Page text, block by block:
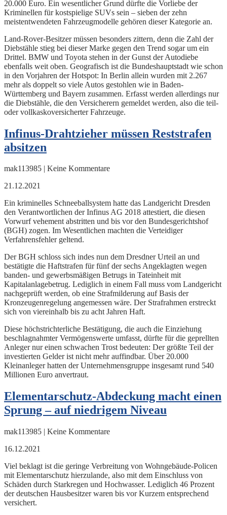
20.000 Euro. Ein wesentlicher Grund dürfte die Vorliebe der
Kriminellen für kostspielige SUVs sein – sieben der zehn
meistentwendeten Fahrzeugmodelle gehören dieser Kategorie an.
Land-Rover-Besitzer müssen besonders zittern, denn die Zahl der
Diebstähle stieg bei dieser Marke gegen den Trend sogar um ein
Drittel. BMW und Toyota stehen in der Gunst der Autodiebe
ebenfalls weit oben. Geografisch ist die Bundeshauptstadt wie schon
in den Vorjahren der Hotspot: In Berlin allein wurden mit 2.267
mehr als doppelt so viele Autos gestohlen wie in Baden-
Württemberg und Bayern zusammen. Erfasst werden allerdings nur
die Diebstähle, die den Versicherern gemeldet werden, also die teil-
oder vollkaskoversicherter Fahrzeuge.
Infinus-Drahtzieher müssen Reststrafen
absitzen
mak113985 | Keine Kommentare
21.12.2021
Ein kriminelles Schneeballsystem hatte das Landgericht Dresden
den Verantwortlichen der Infinus AG 2018 attestiert, die diesen
Vorwurf vehement abstritten und bis vor den Bundesgerichtshof
(BGH) zogen. Im Wesentlichen machten die Verteidiger
Verfahrensfehler geltend.
Der BGH schloss sich indes nun dem Dresdner Urteil an und
bestätigte die Haftstrafen für fünf der sechs Angeklagten wegen
banden- und gewerbsmäßigen Betrugs in Tateinheit mit
Kapitalanlagebetrug. Lediglich in einem Fall muss vom Landgericht
nachgeprüft werden, ob eine Strafmilderung auf Basis der
Kronzeugenregelung angemessen wäre. Der Strafrahmen erstreckt
sich von viereinhalb bis zu acht Jahren Haft.
Diese höchstrichterliche Bestätigung, die auch die Einziehung
beschlagnahmter Vermögenswerte umfasst, dürfte für die geprellten
Anleger nur einen schwachen Trost bedeuten: Der größte Teil der
investierten Gelder ist nicht mehr auffindbar. Über 20.000
Kleinanleger hatten der Unternehmensgruppe insgesamt rund 540
Millionen Euro anvertraut.
Elementarschutz-Abdeckung macht einen
Sprung – auf niedrigem Niveau
mak113985 | Keine Kommentare
16.12.2021
Viel beklagt ist die geringe Verbreitung von Wohngebäude-Policen
mit Elementarschutz hierzulande, also mit dem Einschluss von
Schäden durch Starkregen und Hochwasser. Lediglich 46 Prozent
der deutschen Hausbesitzer waren bis vor Kurzem entsprechend
versichert.